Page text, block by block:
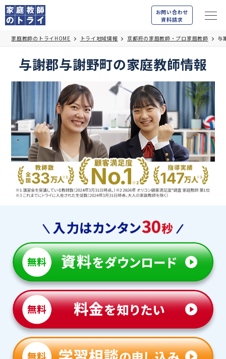
お問い合わせ
資料請求
家庭教師のトライHOME トライ地域情報 京都府の家庭教師・プロ家庭教師 与
与謝郡与謝野町の家庭教師情報